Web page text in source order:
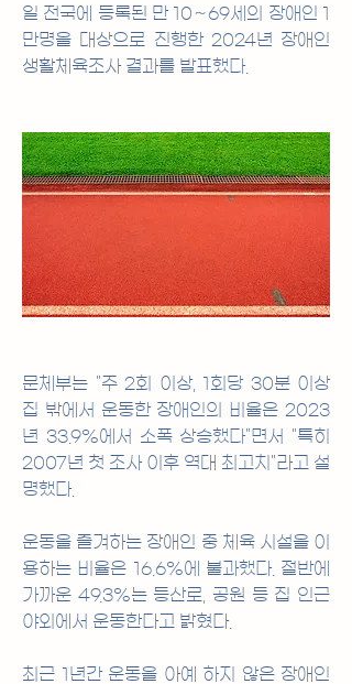
일 전국에 등록된 만 10∼69세의 장애인 1
만명을 대상으로 진행한 2024년 장애인
생활체육조사 결과를 발표했다.
문체부는 "주 2회 이상, 1회당 30분 이상
집 밖에서 운동한 장애인의 비율은 2023
년 33.9%에서 소폭 상승했다"면서 "특히
2007년 첫 조사 이후 역대 최고치"라고 설
명했다.
운동을 즐겨하는 장애인 중 체육 시설을 이
용하는 비율은 16.6%에 불과했다. 절반에
가까운 49.3%는 등산로, 공원 등 집 인근
야외에서 운동한다고 밝혔다.
최근 1년간 운동을 아예 하지 않은 장애인